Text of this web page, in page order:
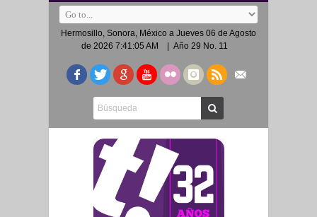
Hermosillo, Sonora, México a Jueves 06 de Agosto
de 2026 7:41:05 AM
| Año 29 No. 11